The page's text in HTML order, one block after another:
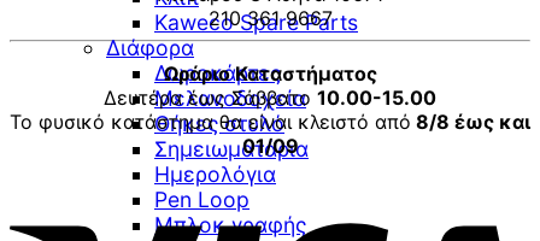
Kaweco Spare Parts
Διάφορα
Δωροκάρτες
Μελανοδοχεία
Θήκες στυλό
Σημειωματάρια
Ημερολόγια
Pen Loop
Μπλοκ γραφής
210 361 9667
Ωράριο Καταστήματος
Δευτέρα έως Σάββατο 10.00-15.00
Το φυσικό κατάστημα θα είναι κλειστό από 8/8 έως και
01/09